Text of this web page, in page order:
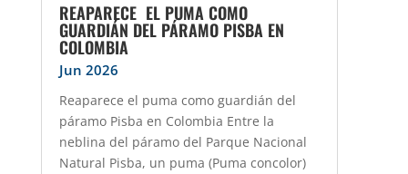
REAPARECE EL PUMA COMO
GUARDIÁN DEL PÁRAMO PISBA EN
COLOMBIA
Jun 2026
Reaparece el puma como guardián del
páramo Pisba en Colombia Entre la
neblina del páramo del Parque Nacional
Natural Pisba, un puma (Puma concolor)